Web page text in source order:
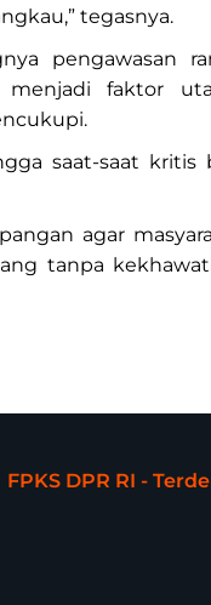
tegasnya.
pengawasan
faktor
saat-saat kritis
agar
tanpa
FPKS DPR RI -